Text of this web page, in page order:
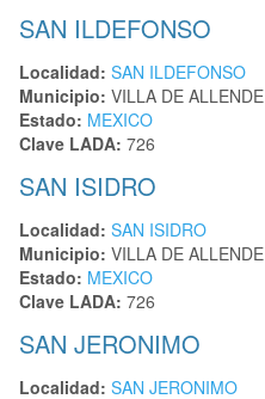
SAN ILDEFONSO
Localidad: SAN ILDEFONSO
Municipio: VILLA DE ALLENDE
Estado: MEXICO
Clave LADA: 726
SAN ISIDRO
Localidad: SAN ISIDRO
Municipio: VILLA DE ALLENDE
Estado: MEXICO
Clave LADA: 726
SAN JERONIMO
Localidad: SAN JERONIMO